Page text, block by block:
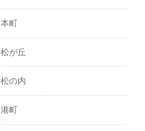
本町
松が丘
松の内
港町